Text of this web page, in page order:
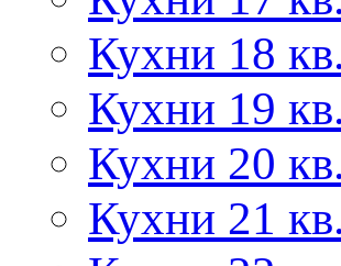
Кухни 18
Кухни 19
Кухни 20
Кухни 21